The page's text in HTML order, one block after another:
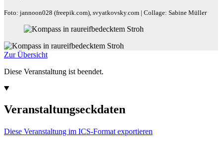
Foto: jannoon028 (freepik.com), svyatkovsky.com | Collage: Sabine Müller
Zur Übersicht
Diese Veranstaltung ist beendet.
Veranstaltungseckdaten
Diese Veranstaltung im ICS-Format exportieren